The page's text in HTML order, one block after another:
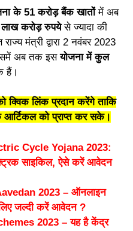
के 51 करोड़ बैंक खातोंमें अब
लाख करोड़ रुपयेसे ज्यादा की
मंत्री द्वारा 2 नवंबर 2023
अब तक इसयोजना में कुल
हैं।
लिंक प्रदान करेंगे ताकि
को प्राप्त कर सके।
Cycle Yojana 2023:
साइकिल, ऐसे करें आवेदन
2023 – ऑनलाइन
जल्दी करें आवेदन ?
2023 – यह है केंद्र